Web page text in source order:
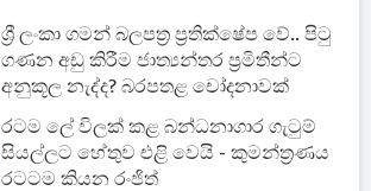
ශ්‍රී ලංකා ගමන් බලපත්‍ර ප්‍රතික්ෂේප වේ.. පිටු
ගණන අඩු කිරීම ජාත්‍යන්තර ප්‍රමිතීන්ට
අනුකූල නැද්ද? බරපතළ චෝදනාවක්
රටම ලේ විලක් කළ බන්ධනාගාර ගැටුම්
සියල්ලට හේතුව එළි වෙයි - කුමන්ත්‍රණය
රටටම කියන රංජිත්